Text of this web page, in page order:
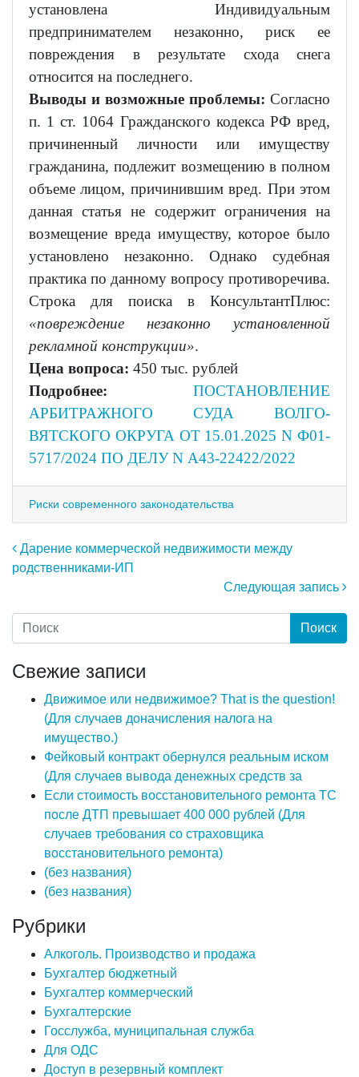
установлена Индивидуальным
предпринимателем незаконно, риск ее
повреждения в результате схода снега
относится на последнего.
Выводы и возможные проблемы: Согласно
п. 1 ст. 1064 Гражданского кодекса РФ вред,
причиненный личности или имуществу
гражданина, подлежит возмещению в полном
объеме лицом, причинившим вред. При этом
данная статья не содержит ограничения на
возмещение вреда имуществу, которое было
установлено незаконно. Однако судебная
практика по данному вопросу противоречива.
Строка для поиска в КонсультантПлюс:
«повреждение незаконно установленной
рекламной конструкции».
Цена вопроса: 450 тыс. рублей
Подробнее: ПОСТАНОВЛЕНИЕ
АРБИТРАЖНОГО СУДА ВОЛГО-
ВЯТСКОГО ОКРУГА ОТ 15.01.2025 N Ф01-
5717/2024 ПО ДЕЛУ N А43-22422/2022
Риски современного законодательства
Навигация по записям
Дарение коммерческой недвижимости между
родственниками-ИП
Следующая запись
Свежие записи
Движимое или недвижимое? That is the question!
(Для случаев доначисления налога на
имущество.)
Фейковый контракт обернулся реальным иском
(Для случаев вывода денежных средств за
Если стоимость восстановительного ремонта ТС
после ДТП превышает 400 000 рублей (Для
случаев требования со страховщика
восстановительного ремонта)
(без названия)
(без названия)
Рубрики
Алкоголь. Производство и продажа
Бухгалтер бюджетный
Бухгалтер коммерческий
Бухгалтерские
Госслужба, муниципальная служба
Для ОДС
Доступ в резервный комплект